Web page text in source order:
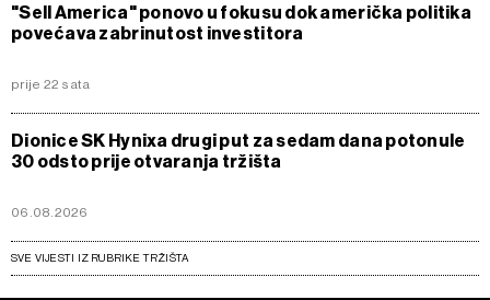
"Sell America" ponovo u fokusu dok američka politika
povećava zabrinutost investitora
prije 22 sata
Dionice SK Hynixa drugi put za sedam dana potonule
30 odsto prije otvaranja tržišta
06.08.2026
SVE VIJESTI IZ RUBRIKE TRŽIŠTA